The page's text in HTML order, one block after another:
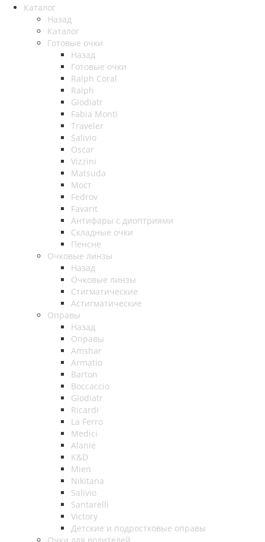
Каталог
Назад
Каталог
Готовые очки
Назад
Готовые очки
Ralph Coral
Ralph
Glodiatr
Fabia Monti
Traveler
Salivio
Oscar
Vizzini
Matsuda
Мост
Fedrov
Favarit
Антифары с диоптриями
Складные очки
Пенсне
Очковые линзы
Назад
Очковые линзы
Стигматические
Астигматические
Оправы
Назад
Оправы
Amshar
Armatio
Barton
Boccaccio
Glodiatr
Ricardi
La Ferro
Medici
Alanie
K&D
Mien
Nikitana
Salivio
Santarelli
Victory
Детские и подростковые оправы